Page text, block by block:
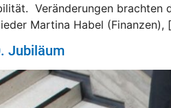
Veränderungen brachten
Martina Habel (Finanzen),
Jubiläum